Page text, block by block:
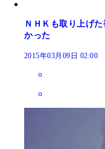
ＮＨＫも取り上げ
かった
2015年03月09日 02:00